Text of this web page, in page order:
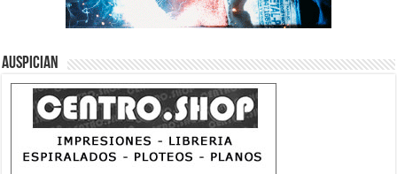
Auspician